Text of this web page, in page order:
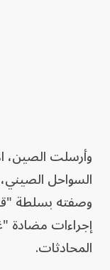
وأرسلت الصين،
السواحل
وصفته بسلطة
إجراءات مضادة
المحادثات.